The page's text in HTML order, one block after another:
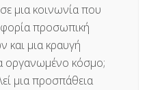
μια κοινωνία που
προσωπική
και μια κραυγή
οργανωμένο κόσμο;
μια προσπάθεια